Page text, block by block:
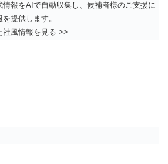
情報をAIで自動収集し、候補者様のご支援に
提供します。
社風情報を見る >>